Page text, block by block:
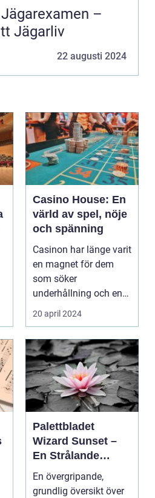
–
Jägarliv
22 augusti 2024
Casino House: En
värld av spel, nöje
och spänning
Casinon har länge varit
en magnet för dem
som söker
underhållning och en
chans ...
20 april 2024
Palettbladet
Wizard Sunset –
En Strålande
Fördelning av
Färger
En övergripande,
grundlig översikt över